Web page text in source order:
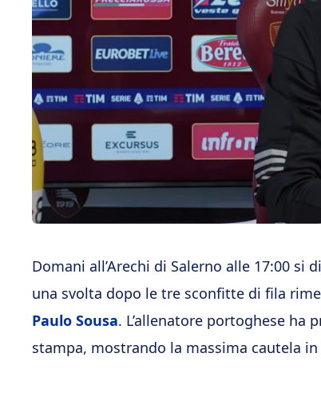
Domani all’Arechi di Salerno alle 17:00 si
una svolta dopo le tre sconfitte di fila
Paulo Sousa. L’allenatore portoghese ha
stampa, mostrando la massima cautela